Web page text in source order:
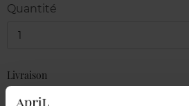
Quantité
1
Livraison